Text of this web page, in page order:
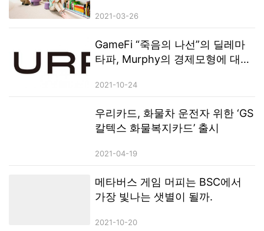
2021-03-26
GameFi “죽음의 나선”의 딜레마
타파, Murphy의 경제모형에 대한
2021-10-24
우리카드, 화물차 운전자 위한 ‘GS
칼텍스 화물복지카드’ 출시
2021-04-19
메타버스 게임 머피는 BSC에서
가장 빛나는 샛별이 될까.
2021-10-20